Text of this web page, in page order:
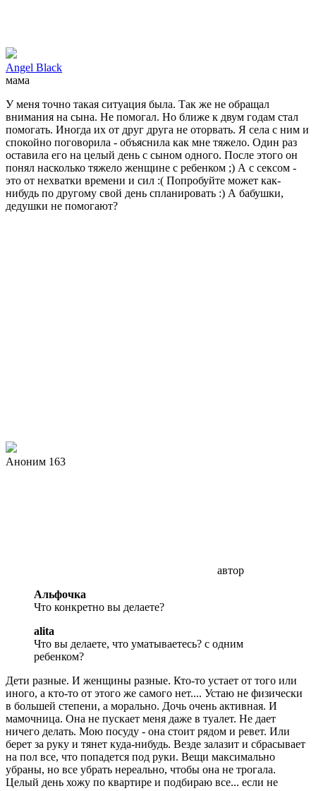
Angel Black
мама
У меня точно такая ситуация была. Так же не обращал
внимания на сына. Не помогал. Но ближе к двум годам стал
помогать. Иногда их от друг друга не оторвать. Я села с ним и
спокойно поговорила - объяснила как мне тяжело. Один раз
оставила его на целый день с сыном одного. После этого он
понял насколько тяжело женщине с ребенком ;) А с сексом -
это от нехватки времени и сил :( Попробуйте может как-
нибудь по другому свой день спланировать :) А бабушки,
дедушки не помогают?
Аноним 163
автор
Альфочка
Что конкретно вы делаете?
alita
Что вы делаете, что уматываетесь? с одним
ребенком?
Дети разные. И женщины разные. Кто-то устает от того или
иного, а кто-то от этого же самого нет.... Устаю не физически
в большей степени, а морально. Дочь очень активная. И
мамочница. Она не пускает меня даже в туалет. Не дает
ничего делать. Мою посуду - она стоит рядом и ревет. Или
берет за руку и тянет куда-нибудь. Везде залазит и сбрасывает
на пол все, что попадется под руки. Вещи максимально
убраны, но все убрать нереально, чтобы она не трогала.
Целый день хожу по квартире и подбираю все... если не